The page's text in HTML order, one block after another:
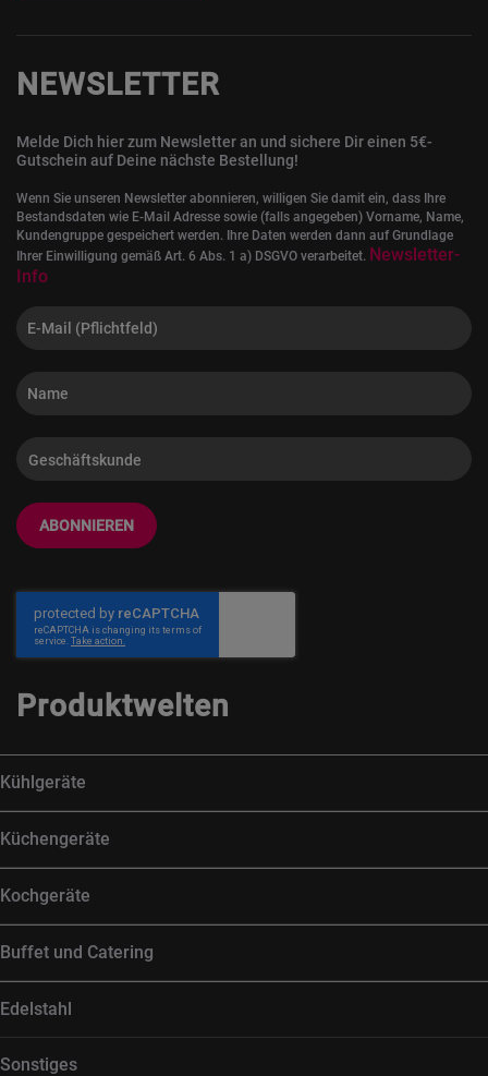
NEWSLETTER
Melde Dich hier zum Newsletter an und sichere Dir einen 5€-
Gutschein auf Deine nächste Bestellung!
Wenn Sie unseren Newsletter abonnieren, willigen Sie damit ein, dass Ihre
Bestandsdaten wie E-Mail Adresse sowie (falls angegeben) Vorname, Name,
Kundengruppe gespeichert werden. Ihre Daten werden dann auf Grundlage
Ihrer Einwilligung gemäß Art. 6 Abs. 1 a) DSGVO verarbeitet. Newsletter-
Info
ABONNIEREN
Produktwelten
Kühlgeräte
Küchengeräte
Kochgeräte
Buffet und Catering
Edelstahl
Sonstiges